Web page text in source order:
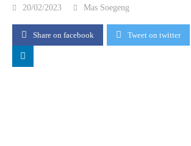
20/02/2023 Mas Soegeng
Share on facebook Tweet on twitter